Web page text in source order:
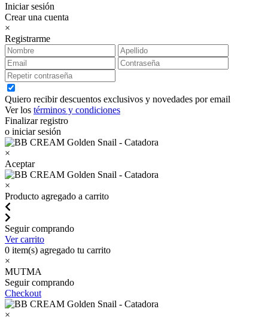
Iniciar sesión
Crear una cuenta
×
Registrarme
Quiero recibir descuentos exclusivos y novedades por email
Ver los términos y condiciones
Finalizar registro
o iniciar sesión
×
Aceptar
×
Producto agregado a carrito
Seguir comprando
Ver carrito
0 item(s) agregado tu carrito
×
MUTMA
Seguir comprando
Checkout
×